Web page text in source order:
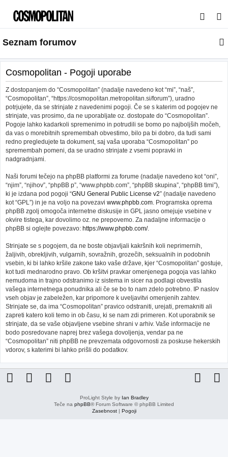
s
a
j
Seznam forumov
Cosmopolitan - Pogoji uporabe
Z dostopanjem do “Cosmopolitan” (nadalje navedeno kot “mi”, “naš”,
“Cosmopolitan”, “https://cosmopolitan.metropolitan.si/forum”), uradno
potrjujete, da se strinjate z navedenimi pogoji. Če se s katerim od pogojev ne
strinjate, vas prosimo, da ne uporabljate oz. dostopate do “Cosmopolitan”.
Pogoje lahko kadarkoli spremenimo in potrudili se bomo po najboljših močeh,
da vas o morebitnih spremembah obvestimo, bilo pa bi dobro, da tudi sami
redno pregledujete ta dokument, saj vaša uporaba “Cosmopolitan” po
spremembah pomeni, da se uradno strinjate z vsemi popravki in
nadgradnjami.
Naši forumi tečejo na phpBB platformi za forume (nadalje navedeno kot “oni”,
“njim”, “njihov”, “phpBB p”, “www.phpbb.com”, “phpBB skupina”, “phpBB timi”),
ki je izdana pod pogoji “GNU General Public License v2” (nadalje navedeno
kot “GPL”) in je na voljo na povezavi www.phpbb.com. Programska oprema
phpBB zgolj omogoča internetne diskusije in GPL jasno omejuje vsebine v
okvire tistega, kar dovolimo oz. ne prepovemo. Za nadaljne informacije o
phpBB si oglejte povezavo: https://www.phpbb.com/.
Strinjate se s pogojem, da ne boste objavljali kakršnih koli neprimernih,
žaljivih, obrekljivih, vulgarnih, sovražnih, grozečih, seksualnih in podobnih
vsebin, ki bi lahko kršile zakone tako vaše države, kjer “Cosmopolitan” gostuje,
kot tudi mednarodno pravo. Ob kršitvi pravkar omenjenega pogoja vas lahko
nemudoma in trajno odstranimo iz sistema in sicer na podlagi obvestila
vašega internetnega ponudnika ali če se bo to nam zdelo potrebno. IP naslov
vseh objav je zabeležen, kar pripomore k uveljavitvi omenjenih zahtev.
Strinjate se, da ima “Cosmopolitan” pravico odstraniti, urejati, premakniti ali
zapreti katero koli temo in ob času, ki se nam zdi primeren. Kot uporabnik se
strinjate, da se vaše objavljene vsebine shrani v arhiv. Vaše informacije ne
bodo posredovane naprej brez vašega dovoljenja, vendar pa ne
“Cosmopolitan” niti phpBB ne prevzemata odgovornosti za poskuse hekerskih
vdorov, s katerimi bi lahko prišli do podatkov.
ProLight Style by Ian Bradley
Teče na phpBB® Forum Software © phpBB Limited
Zasebnost| Pogoji